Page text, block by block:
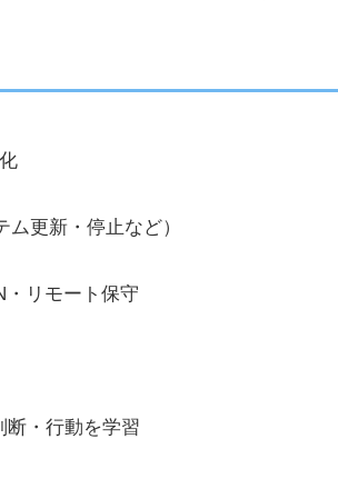
更新・停止など）
・リモート保守
断・行動を学習